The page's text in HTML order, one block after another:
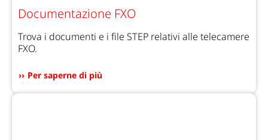
Documentazione FXO
Trova i documenti e i file STEP relativi alle telecamere
FXO.
Per saperne di più